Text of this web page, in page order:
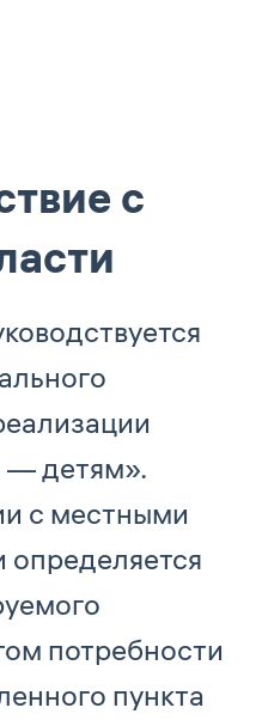
с
— детям».
с местными
потребности
пункта